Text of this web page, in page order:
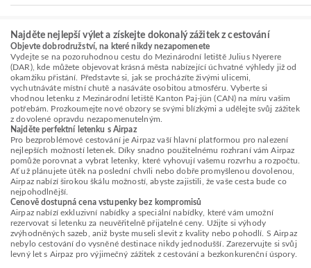
Najděte nejlepší výlet a získejte dokonalý zážitek z cestování
Objevte dobrodružství, na které nikdy nezapomenete
Vydejte se na pozoruhodnou cestu do Mezinárodní letiště Julius Nyerere
(DAR), kde můžete objevovat krásná města nabízející úchvatné výhledy již od
okamžiku přistání. Představte si, jak se procházíte živými ulicemi,
vychutnáváte místní chutě a nasáváte osobitou atmosféru. Vyberte si
vhodnou letenku z Mezinárodní letiště Kanton Paj-jün (CAN) na míru vašim
potřebám. Prozkoumejte nové obzory se svými blízkými a udělejte svůj zážitek
z dovolené opravdu nezapomenutelným.
Najděte perfektní letenku s Airpaz
Pro bezproblémové cestování je Airpaz vaší hlavní platformou pro nalezení
nejlepších možností letenek. Díky snadno použitelnému rozhraní vám Airpaz
pomůže porovnat a vybrat letenky, které vyhovují vašemu rozvrhu a rozpočtu.
Ať už plánujete útěk na poslední chvíli nebo dobře promyšlenou dovolenou,
Airpaz nabízí širokou škálu možností, abyste zajistili, že vaše cesta bude co
nejpohodlnější.
Cenově dostupná cena vstupenky bez kompromisů
Airpaz nabízí exkluzivní nabídky a speciální nabídky, které vám umožní
rezervovat si letenku za neuvěřitelně přijatelné ceny. Užijte si výhody
zvýhodněných sazeb, aniž byste museli slevit z kvality nebo pohodlí. S Airpaz
nebylo cestování do vysněné destinace nikdy jednodušší. Zarezervujte si svůj
levný let s Airpaz pro výjimečný zážitek z cestování a bezkonkurenční úspory.